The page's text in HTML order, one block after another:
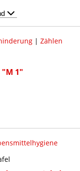
| Zählen
1"